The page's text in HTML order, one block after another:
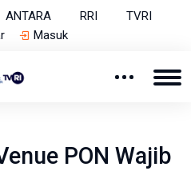
ANTARA RRI
TVRI
Masuk
PON Wajib